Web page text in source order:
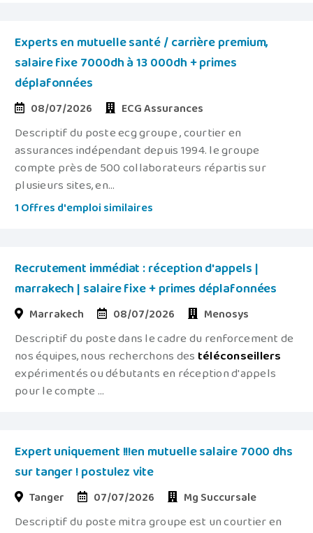
Experts en mutuelle santé / carrière premium,
salaire fixe 7000dh à 13 000dh + primes
déplafonnées
08/07/2026 ECG Assurances
Descriptif du poste ecg groupe , courtier en
assurances indépendant depuis 1994. le groupe
compte près de 500 collaborateurs répartis sur
plusieurs sites, en...
1 Offres d'emploi similaires
Recrutement immédiat : réception d'appels |
marrakech | salaire fixe + primes déplafonnées
Marrakech 08/07/2026 Menosys
Descriptif du poste dans le cadre du renforcement de
nos équipes, nous recherchons des téléconseillers
expérimentés ou débutants en réception d'appels
pour le compte ...
Expert uniquement !!!en mutuelle salaire 7000 dhs
sur tanger ! postulez vite
Tanger 07/07/2026 Mg Succursale
Descriptif du poste mitra groupe est un courtier en